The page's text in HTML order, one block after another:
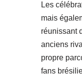
Les
mais
réunissant
anciens
propre
fans